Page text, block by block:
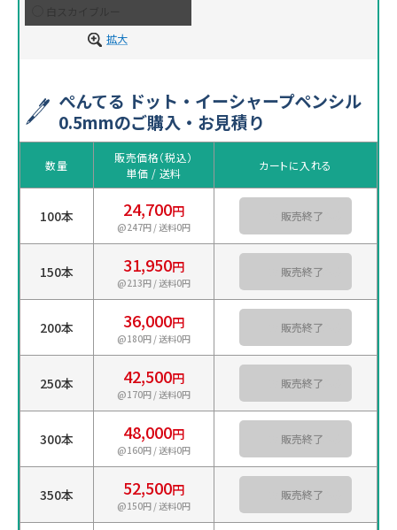
拡大
ぺんてる ドット・イーシャープペンシル
0.5mmのご購入・お見積り
数量
販売価格（税込）
単価 / 送料
カートに入れる
100本 24,700円
@247円 / 送料0円
カートに入れる
150本 31,950円
@213円 / 送料0円
カートに入れる
200本 36,000円
@180円 / 送料0円
カートに入れる
250本 42,500円
@170円 / 送料0円
カートに入れる
300本 48,000円
@160円 / 送料0円
カートに入れる
350本 52,500円
@150円 / 送料0円
カートに入れる